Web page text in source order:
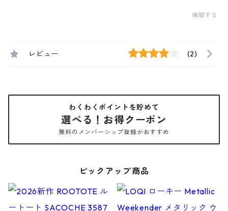
通報する
レビュー (2)
わくわくポイントを貯めて
選べる！お得クーポン
無料のメンバーシップ登録がおすすめ
ピックアップ商品